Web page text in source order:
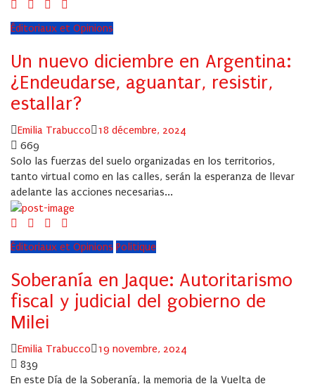
Éditoriaux et Opinions
Un nuevo diciembre en Argentina:
¿Endeudarse, aguantar, resistir,
estallar?
Author
Emilia Trabucco
Posted
18 décembre, 2024
669
Solo las fuerzas del suelo organizadas en los territorios,
tanto virtual como en las calles, serán la esperanza de llevar
adelante las acciones necesarias...
Éditoriaux et Opinions Politique
Soberanía en Jaque: Autoritarismo
fiscal y judicial del gobierno de
Milei
Author
Emilia Trabucco
Posted
19 novembre, 2024
839
En este Día de la Soberanía, la memoria de la Vuelta de